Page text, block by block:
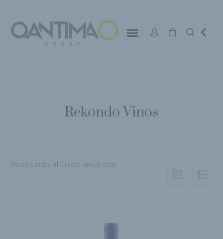
Rekondo Vinos
Mostrando el único resultado